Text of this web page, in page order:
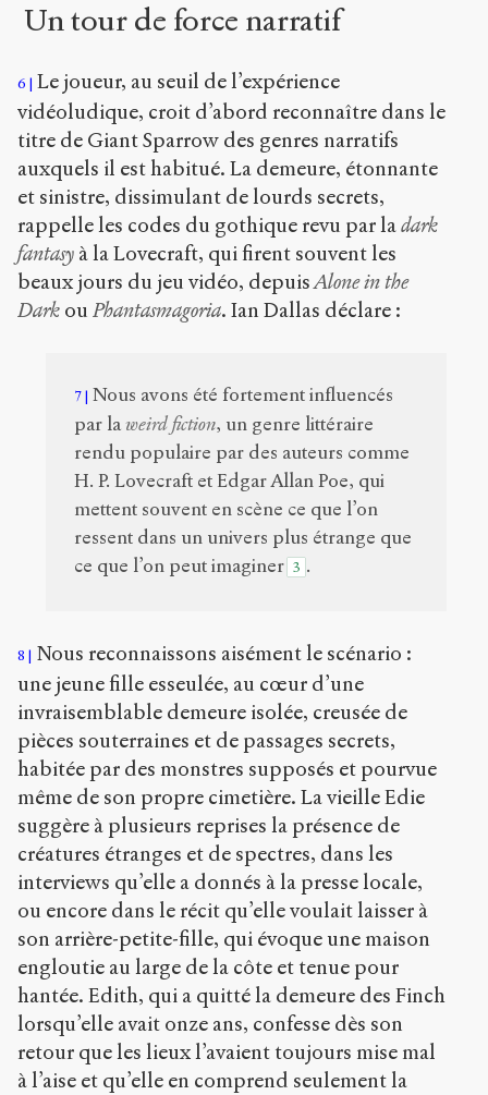
Un tour de force narratif
6
Le joueur, au seuil de l’expérience
vidéoludique, croit d’abord reconnaître dans le
titre de Giant Sparrow des genres narratifs
auxquels il est habitué. La demeure, étonnante
et sinistre, dissimulant de lourds secrets,
rappelle les codes du gothique revu par ladark
fantasy à la Lovecraft, qui firent souvent les
beaux jours du jeu vidéo, depuisAlone in the
Dark ou Phantasmagoria. Ian Dallas déclare :
7
Nous avons été fortement influencés
par laweird fiction, un genre littéraire
rendu populaire par des auteurs comme
H. P. Lovecraft et Edgar Allan Poe, qui
mettent souvent en scène ce que l’on
ressent dans un univers plus étrange que
ce que l’on peut imaginer 3 .
8
Nous reconnaissons aisément le scénario :
une jeune fille esseulée, au cœur d’une
invraisemblable demeure isolée, creusée de
pièces souterraines et de passages secrets,
habitée par des monstres supposés et pourvue
même de son propre cimetière. La vieille Edie
suggère à plusieurs reprises la présence de
créatures étranges et de spectres, dans les
interviews qu’elle a donnés à la presse locale,
ou encore dans le récit qu’elle voulait laisser à
son arrière-petite-fille, qui évoque une maison
engloutie au large de la côte et tenue pour
hantée. Edith, qui a quitté la demeure des Finch
lorsqu’elle avait onze ans, confesse dès son
retour que les lieux l’avaient toujours mise mal
à l’aise et qu’elle en comprend seulement la